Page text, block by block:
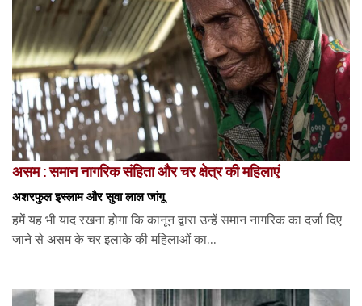
असम : समान नागरिक संहिता और चर क्षेत्र की महिलाएं
अशरफुल इस्लाम और सुवा लाल जांगू
हमें यह भी याद रखना होगा कि कानून द्वारा उन्हें समान नागरिक का दर्जा दिए
जाने से असम के चर इलाके की महिलाओं का...